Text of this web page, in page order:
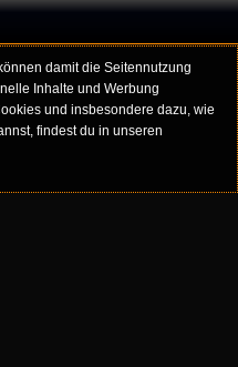
damit die Seitennutzung
Inhalte und Werbung
und insbesondere dazu, wie
findest du in unseren